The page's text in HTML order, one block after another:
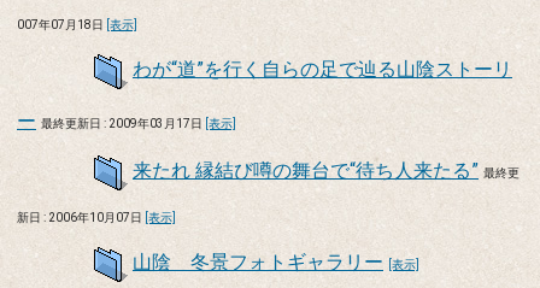
007年07月18日 [表示]
わが“道”を行く自らの足で辿る山陰ストーリ
ー 最終更新日 : 2009年03月17日 [表示]
来たれ 縁結び噂の舞台で“待ち人来たる” 最終更
新日 : 2006年10月07日 [表示]
山陰 冬景フォトギャラリー [表示]